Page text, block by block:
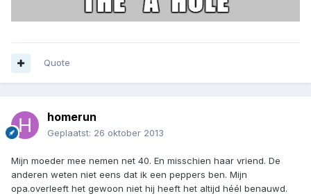
Quote
homerun
Geplaatst: 26 oktober 2013
Mijn moeder mee nemen net 40. En misschien haar vriend. De
anderen weten niet eens dat ik een peppers ben. Mijn
opa.overleeft het gewoon niet hij heeft het altijd héél benauwd.